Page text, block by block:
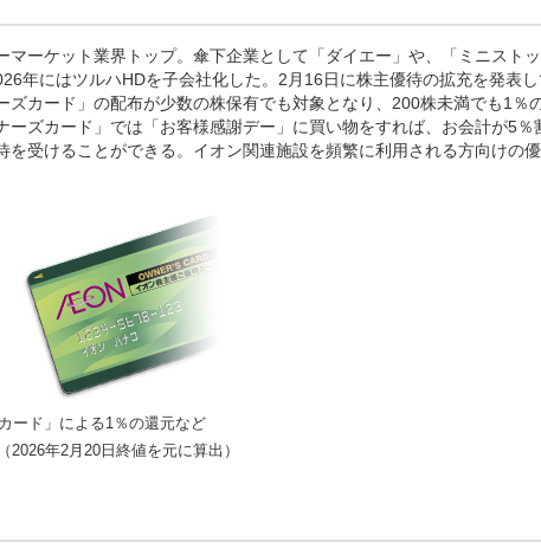
マーケット業界トップ。傘下企業として「ダイエー」や、「ミニストッ
年にはツルハHDを子会社化した。2月16日に株主優待の拡充を発表し
ズカード」の配布が少数の株保有でも対象となり、200株未満でも1％
ズカード」では「お客様感謝デー」に買い物をすれば、お会計が5％
を受けることができる。イオン関連施設を頻繁に利用される方向けの
ード」による1％の還元など
年2月20日終値を元に算出）